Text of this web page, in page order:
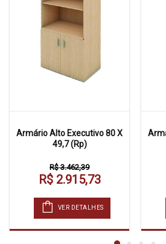
Armário Alto Executivo 80 X
49,7 (Rp)
R$ 3.462,39
R$ 2.915,73
VER DETALHES